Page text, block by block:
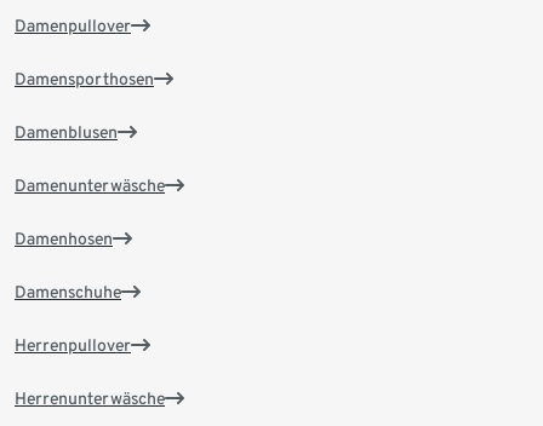
Damenpullover
Damensporthosen
Damenblusen
Damenunterwäsche
Damenhosen
Damenschuhe
Herrenpullover
Herrenunterwäsche